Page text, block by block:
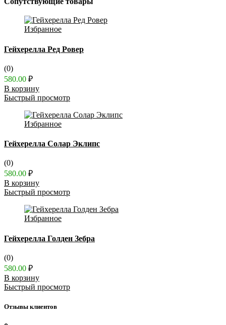
Избранное
Гейхерелла Ред Ровер
(0)
580.00 ₽
В корзину
Быстрый просмотр
Избранное
Гейхерелла Солар Эклипс
(0)
580.00 ₽
В корзину
Быстрый просмотр
Избранное
Гейхерелла Голден Зебра
(0)
580.00 ₽
В корзину
Быстрый просмотр
Отзывы клиентов